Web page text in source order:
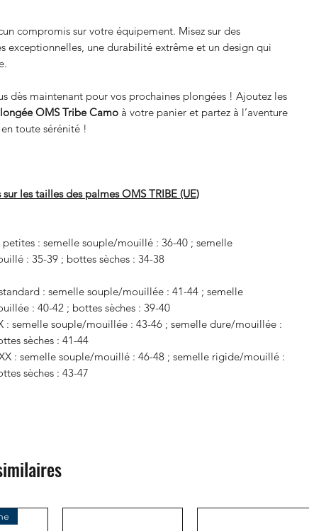
compromis sur votre équipement. Misez sur des
exceptionnelles, une durabilité extrême et un design qui
dès maintenant pour vos prochaines plongées ! Ajoutez les
OMS Tribe Camo à votre panier et partez à l’aventure
toute sérénité !
les tailles des palmes OMS TRIBE (UE)
petites : semelle souple/mouillé : 36-40 ; semelle
: 35-39 ; bottes sèches : 34-38
: semelle souple/mouillée : 41-44 ; semelle
: 40-42 ; bottes sèches : 39-40
: semelle souple/mouillée : 43-46 ; semelle dure/mouillée :
sèches : 41-44
: semelle souple/mouillé : 46-48 ; semelle rigide/mouillé :
sèches : 43-47